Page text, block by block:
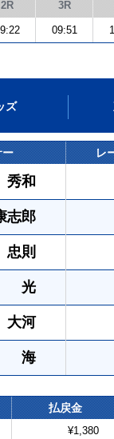
2R 3R
09:51
ズ
ー レ
和
郎
則
光
河
海
払戻金
¥1,380